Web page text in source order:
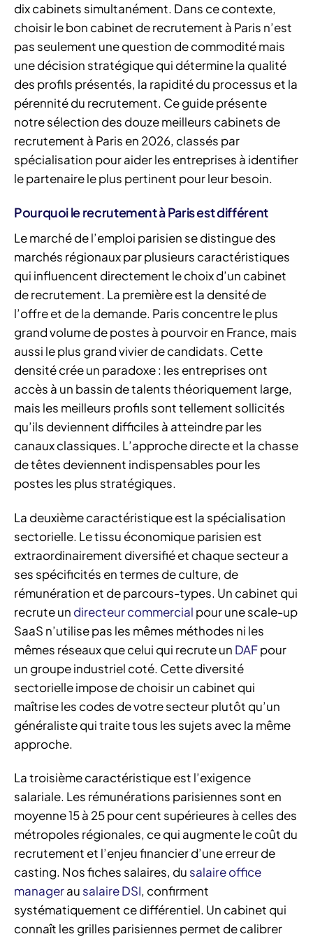
dix cabinets simultanément. Dans ce contexte,
choisir le bon cabinet de recrutement à Paris n’est
pas seulement une question de commodité mais
une décision stratégique qui détermine la qualité
des profils présentés, la rapidité du processus et la
pérennité du recrutement. Ce guide présente
notre sélection des douze meilleurs cabinets de
recrutement à Paris en 2026, classés par
spécialisation pour aider les entreprises à identifier
le partenaire le plus pertinent pour leur besoin.
Pourquoi le recrutement à Paris est différent
Le marché de l’emploi parisien se distingue des
marchés régionaux par plusieurs caractéristiques
qui influencent directement le choix d’un cabinet
de recrutement. La première est la densité de
l’offre et de la demande. Paris concentre le plus
grand volume de postes à pourvoir en France, mais
aussi le plus grand vivier de candidats. Cette
densité crée un paradoxe : les entreprises ont
accès à un bassin de talents théoriquement large,
mais les meilleurs profils sont tellement sollicités
qu’ils deviennent difficiles à atteindre par les
canaux classiques. L’approche directe et la chasse
de têtes deviennent indispensables pour les
postes les plus stratégiques.
La deuxième caractéristique est la spécialisation
sectorielle. Le tissu économique parisien est
extraordinairement diversifié et chaque secteur a
ses spécificités en termes de culture, de
rémunération et de parcours-types. Un cabinet qui
recrute un directeur commercial pour une scale-up
SaaS n’utilise pas les mêmes méthodes ni les
mêmes réseaux que celui qui recrute un DAFpour
un groupe industriel coté. Cette diversité
sectorielle impose de choisir un cabinet qui
maîtrise les codes de votre secteur plutôt qu’un
généraliste qui traite tous les sujets avec la même
approche.
La troisième caractéristique est l’exigence
salariale. Les rémunérations parisiennes sont en
moyenne 15 à 25 pour cent supérieures à celles des
métropoles régionales, ce qui augmente le coût du
recrutement et l’enjeu financier d’une erreur de
casting. Nos fiches salaires, du salaire office
managerau salaire DSI, confirment
systématiquement ce différentiel. Un cabinet qui
connaît les grilles parisiennes permet de calibrer